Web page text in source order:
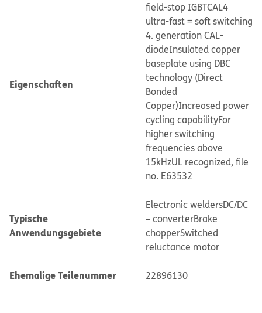
Eigenschaften
field-stop IGBTCAL4
ultra-fast = soft switching
4. generation CAL-
diodeInsulated copper
baseplate using DBC
technology (Direct
Bonded
Copper)Increased power
cycling capabilityFor
higher switching
frequencies above
15kHzUL recognized, file
no. E63532
Typische
Anwendungsgebiete
Electronic weldersDC/DC
– converterBrake
chopperSwitched
reluctance motor
Ehemalige Teilenummer 22896130